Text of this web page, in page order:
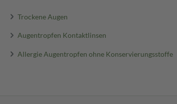
Trockene Augen
Augentropfen Kontaktlinsen
Allergie Augentropfen ohne Konservierungsstoffe